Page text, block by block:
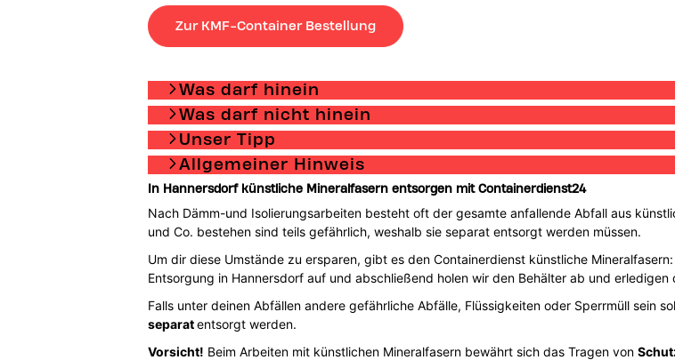
Zur KMF-Container Bestellung
Was darf hinein
Was darf nicht hinein
Unser Tipp
Allgemeiner Hinweis
In Hannersdorf künstliche Mineralfasern entsorgen mit Containerdienst24
Nach Dämm-und Isolierungsarbeiten besteht oft der gesamte anfallende Abfall aus
und Co. bestehen sind teils gefährlich, weshalb sie separat entsorgt werden müssen.
Um dir diese Umstände zu ersparen, gibt es den Containerdienst künstliche
Entsorgung in Hannersdorf auf und abschließend holen wir den Behälter ab und
Falls unter deinen Abfällen andere gefährliche Abfälle, Flüssigkeiten oder Sperrmüll sein
separatentsorgt werden.
Vorsicht! Beim Arbeiten mit künstlichen Mineralfasern bewährt sich das Tragen von